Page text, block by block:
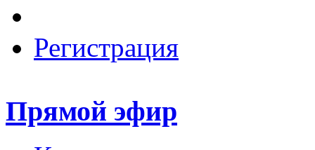
Регистрация
Прямой эфир